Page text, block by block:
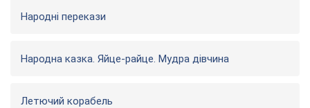
Народні перекази
Народна казка. Яйце-­райце. Мудра дівчина
Летючий корабель